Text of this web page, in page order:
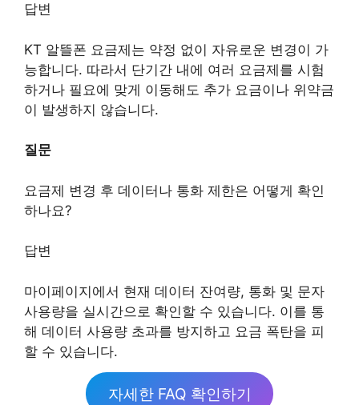
답변
KT 알뜰폰 요금제는 약정 없이 자유로운 변경이 가
능합니다. 따라서 단기간 내에 여러 요금제를 시험
하거나 필요에 맞게 이동해도 추가 요금이나 위약금
이 발생하지 않습니다.
질문
요금제 변경 후 데이터나 통화 제한은 어떻게 확인
하나요?
답변
마이페이지에서 현재 데이터 잔여량, 통화 및 문자
사용량을 실시간으로 확인할 수 있습니다. 이를 통
해 데이터 사용량 초과를 방지하고 요금 폭탄을 피
할 수 있습니다.
자세한 FAQ 확인하기